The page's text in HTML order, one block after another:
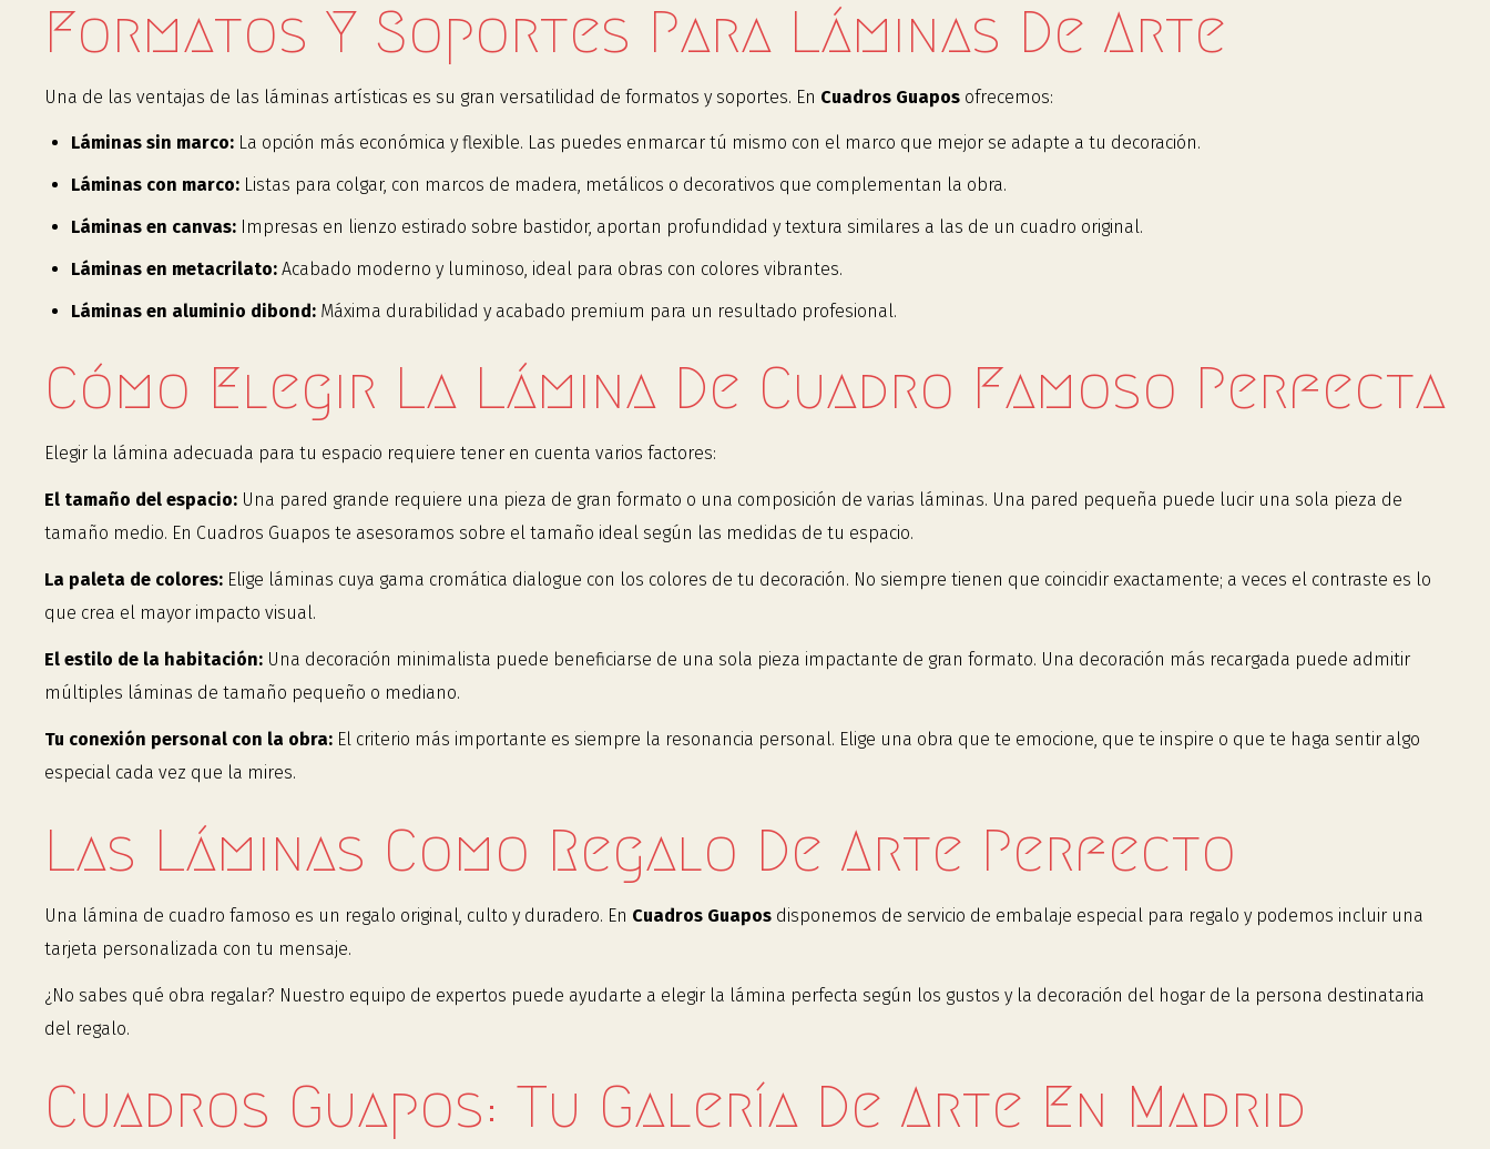
Formatos Y Soportes Para Láminas De Arte
Una de las ventajas de las láminas artísticas es su gran versatilidad de formatos y soportes. En Cuadros Guapos ofrecemos:
Láminas sin marco: La opción más económica y flexible. Las puedes enmarcar tú mismo con el marco que mejor se adapte a tu decoración.
Láminas con marco: Listas para colgar, con marcos de madera, metálicos o decorativos que complementan la obra.
Láminas en canvas: Impresas en lienzo estirado sobre bastidor, aportan profundidad y textura similares a las de un cuadro original.
Láminas en metacrilato: Acabado moderno y luminoso, ideal para obras con colores vibrantes.
Láminas en aluminio dibond: Máxima durabilidad y acabado premium para un resultado profesional.
Cómo Elegir La Lámina De Cuadro Famoso Perfecta
Elegir la lámina adecuada para tu espacio requiere tener en cuenta varios factores:
El tamaño del espacio: Una pared grande requiere una pieza de gran formato o una composición de varias láminas. Una pared pequeña puede lucir una sola pieza de
tamaño medio. En Cuadros Guapos te asesoramos sobre el tamaño ideal según las medidas de tu espacio.
La paleta de colores: Elige láminas cuya gama cromática dialogue con los colores de tu decoración. No siempre tienen que coincidir exactamente; a veces el contraste es lo
que crea el mayor impacto visual.
El estilo de la habitación: Una decoración minimalista puede beneficiarse de una sola pieza impactante de gran formato. Una decoración más recargada puede admitir
múltiples láminas de tamaño pequeño o mediano.
Tu conexión personal con la obra: El criterio más importante es siempre la resonancia personal. Elige una obra que te emocione, que te inspire o que te haga sentir algo
especial cada vez que la mires.
Las Láminas Como Regalo De Arte Perfecto
Una lámina de cuadro famoso es un regalo original, culto y duradero. En Cuadros Guapos disponemos de servicio de embalaje especial para regalo y podemos incluir una
tarjeta personalizada con tu mensaje.
¿No sabes qué obra regalar? Nuestro equipo de expertos puede ayudarte a elegir la lámina perfecta según los gustos y la decoración del hogar de la persona destinataria
del regalo.
Cuadros Guapos: Tu Galería De Arte En Madrid